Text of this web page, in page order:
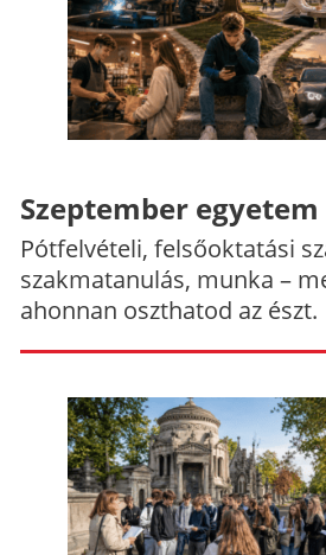
Szeptember
Pótfelvételi, felsőoktatási
szakmatanulás, munka –
ahonnan oszthatod az észt.